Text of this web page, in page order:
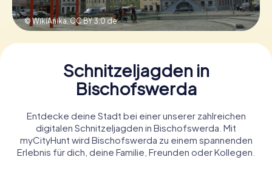
© WikiAnika,CC BY 3.0 de
Schnitzeljagden in
Bischofswerda
Entdecke deine Stadt bei einer unserer zahlreichen
digitalen Schnitzeljagden in Bischofswerda. Mit
myCityHunt wird Bischofswerda zu einem spannenden
Erlebnis für dich, deine Familie, Freunden oder Kollegen.